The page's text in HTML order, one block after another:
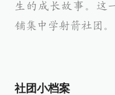
生的成长故事。
铺集中学射箭社团。
社团小档案